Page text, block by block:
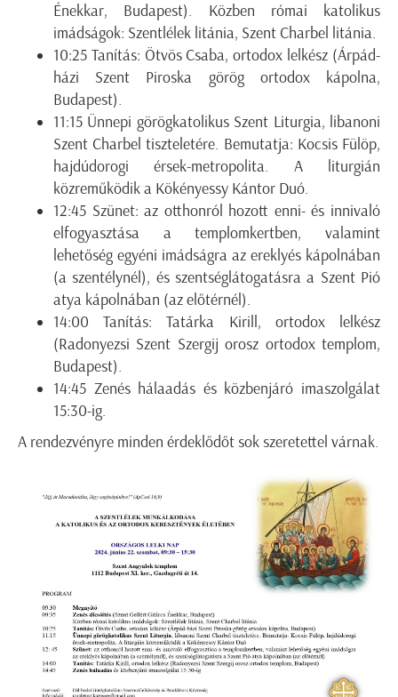
Énekkar, Budapest). Közben római katolikus
imádságok: Szentlélek litánia, Szent Charbel litánia.
10:25 Tanítás: Ötvös Csaba, ortodox lelkész (Árpád-
házi Szent Piroska görög ortodox kápolna,
Budapest).
11:15 Ünnepi görögkatolikus Szent Liturgia, libanoni
Szent Charbel tiszteletére. Bemutatja: Kocsis Fülöp,
hajdúdorogi érsek-metropolita. A liturgián
közreműködik a Kökényessy Kántor Duó.
12:45 Szünet: az otthonról hozott enni- és innivaló
elfogyasztása a templomkertben, valamint
lehetőség egyéni imádságra az ereklyés kápolnában
(a szentélynél), és szentséglátogatásra a Szent Pió
atya kápolnában (az előtérnél).
14:00 Tanítás: Tatárka Kirill, ortodox lelkész
(Radonyezsi Szent Szergij orosz ortodox templom,
Budapest).
14:45 Zenés hálaadás és közbenjáró imaszolgálat
15:30-ig.
A rendezvényre minden érdeklődőt sok szeretettel várnak.